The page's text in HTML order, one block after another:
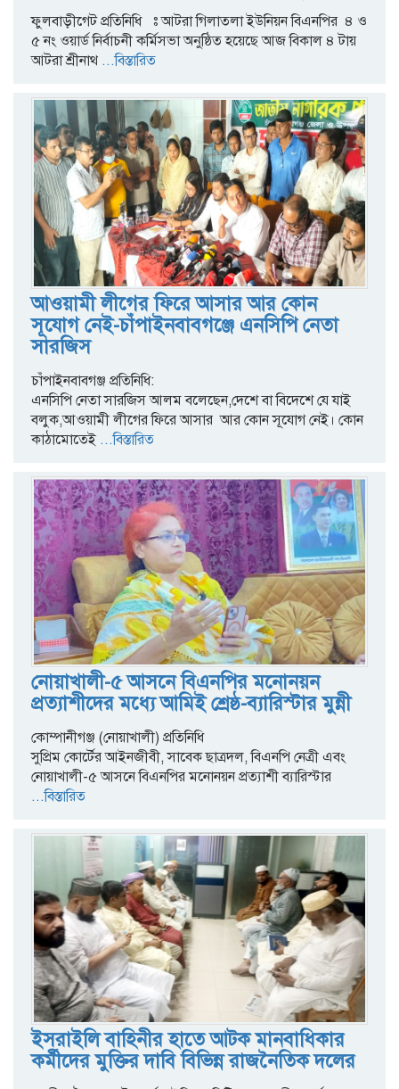
ফুলবাড়ীগেট প্রতিনিধি ঃ আটরা গিলাতলা ইউনিয়ন বিএনপির ৪ ও
৫ নং ওয়ার্ড নির্বাচনী কর্মিসভা অনুষ্ঠিত হয়েছে আজ বিকাল ৪ টায়
আটরা শ্রীনাথ ...বিস্তারিত
আওয়ামী লীগের ফিরে আসার আর কোন
সূযোগ নেই-চাঁপাইনবাবগঞ্জে এনসিপি নেতা
সারজিস
চাঁপাইনবাবগঞ্জ প্রতিনিধি:
এনসিপি নেতা সারজিস আলম বলেছেন,দেশে বা বিদেশে যে যাই
বলুক,আওয়ামী লীগের ফিরে আসার আর কোন সূযোগ নেই। কোন
কাঠামোতেই ...বিস্তারিত
নোয়াখালী-৫ আসনে বিএনপির মনোনয়ন
প্রত্যাশীদের মধ্যে আমিই শ্রেষ্ঠ-ব্যারিস্টার মুন্নী
কোম্পানীগঞ্জ (নোয়াখালী) প্রতিনিধি
সুপ্রিম কোর্টের আইনজীবী, সাবেক ছাত্রদল, বিএনপি নেত্রী এবং
নোয়াখালী-৫ আসনে বিএনপির মনোনয়ন প্রত্যাশী ব্যারিস্টার
...বিস্তারিত
ইসরাইলি বাহিনীর হাতে আটক মানবাধিকার
কর্মীদের মুক্তির দাবি বিভিন্ন রাজনৈতিক দলের